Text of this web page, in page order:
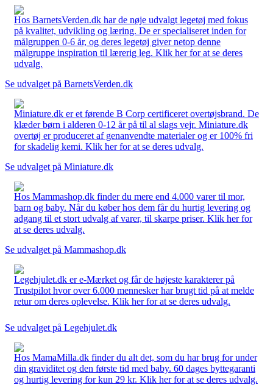
Hos BarnetsVerden.dk har de nøje udvalgt legetøj med fokus
på kvalitet, udvikling og læring. De er specialiseret inden for
målgruppen 0-6 år, og deres legetøj giver netop denne
målgruppe inspiration til lærerig leg. Klik her for at se deres
udvalg.
Se udvalget på BarnetsVerden.dk
Miniature.dk er et førende B Corp certificeret overtøjsbrand. De
klæder børn i alderen 0-12 år på til al slags vejr. Miniature.dk
overtøj er produceret af genanvendte materialer og er 100% fri
for skadelig kemi. Klik her for at se deres udvalg.
Se udvalget på Miniature.dk
Hos Mammashop.dk finder du mere end 4.000 varer til mor,
barn og baby. Når du køber hos dem får du hurtig levering og
adgang til et stort udvalg af varer, til skarpe priser. Klik her for
at se deres udvalg.
Se udvalget på Mammashop.dk
Legehjulet.dk er e-Mærket og får de højeste karakterer på
Trustpilot hvor over 6.000 mennesker har brugt tid på at melde
retur om deres oplevelse. Klik her for at se deres udvalg.
Se udvalget på Legehjulet.dk
Hos MamaMilla.dk finder du alt det, som du har brug for under
din graviditet og den første tid med baby. 60 dages byttegaranti
og hurtig levering for kun 29 kr. Klik her for at se deres udvalg.